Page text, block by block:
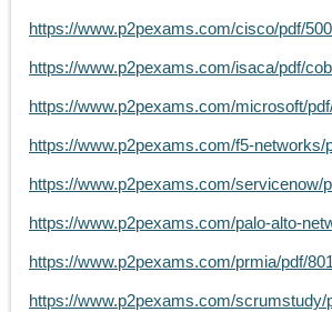
https://www.p2pexams.com/cisco/pdf/
https://www.p2pexams.com/isaca/pdf/
https://www.p2pexams.com/microsoft/
https://www.p2pexams.com/f5-networks/
https://www.p2pexams.com/servicenow/
https://www.p2pexams.com/palo-alto-
https://www.p2pexams.com/prmia/pdf/
https://www.p2pexams.com/scrumstudy/